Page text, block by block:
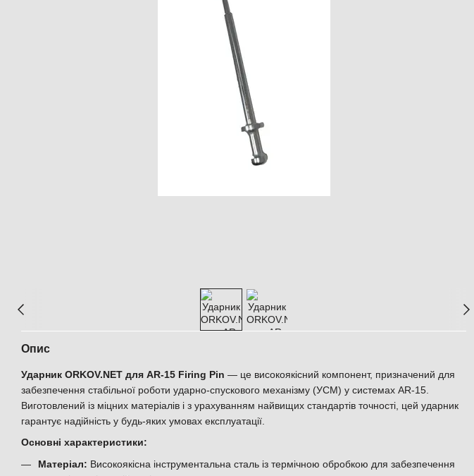
Опис
Ударник ORKOV.NET для AR-15 Firing Pin — це високоякісний компонент, призначений для
забезпечення стабільної роботи ударно-спускового механізму (УСМ) у системах AR-15.
Виготовлений із міцних матеріалів і з урахуванням найвищих стандартів точності, цей ударник
гарантує надійність у будь-яких умовах експлуатації.
Основні характеристики:
Матеріал: Високоякісна інструментальна сталь із термічною обробкою для забезпечення